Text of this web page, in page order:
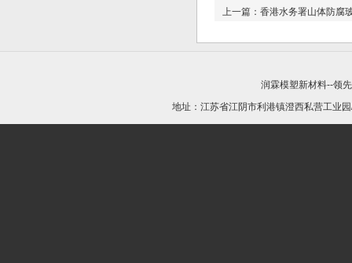
上一篇： 香港水务署山体防腐
润霖模塑新材料--领
地址：江苏省江阴市利港镇澄西私营工业